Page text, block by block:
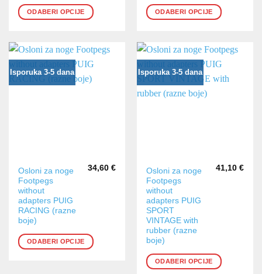
ODABERI OPCIJE
se
na
stranici
proizvoda
ODABERI OPCIJE
se
na
stranici
proizvoda
Isporuka 3-5 dana
Osloni za noge
Footpegs
without
adapters PUIG
RACING (razne
boje)
34,60 €
ODABERI OPCIJE
Ovaj
proizvod
ima
više
varijanti.
Opcije
se
Isporuka 3-5 dana
Osloni za noge
Footpegs
without
adapters PUIG
SPORT
VINTAGE with
rubber (razne
boje)
41,10 €
ODABERI OPCIJE
Ovaj
proizvod
ima
više
varijanti.
Opcije
se
mogu
odabrati